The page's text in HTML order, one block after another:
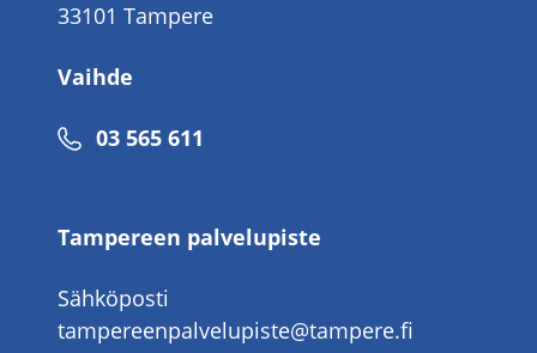
33101 Tampere
Vaihde
Puhelinnumero
03 565 611
Tampereen palvelupiste
Sähköposti
tampereenpalvelupiste@tampere.fi